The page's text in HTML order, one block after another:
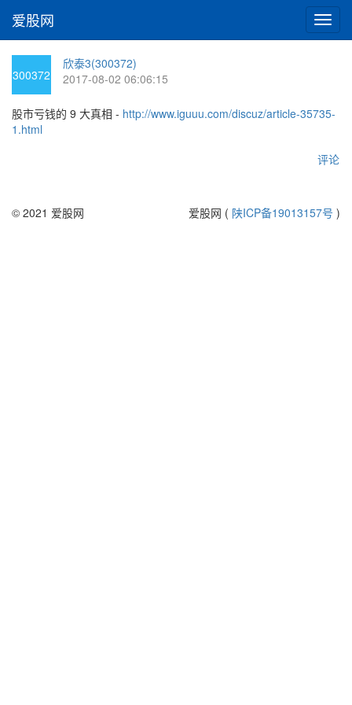
切
换
爱股网
300372
欣泰3(300372)
2017-08-02 06:06:15
股市亏钱的 9 大真相 - http://www.iguuu.com/discuz/article-35735-
1.html
评论
© 2021 爱股网 爱股网 ( 陕ICP备19013157号 )